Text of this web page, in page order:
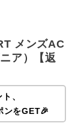
メンズAC
ア）【返
、
ンをGET🎉